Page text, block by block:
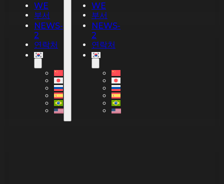
WE
부서
NEWS-
2
연락처
WE
부서
NEWS-
2
연락처